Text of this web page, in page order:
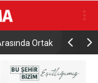
Ortak Rusya
saldırısı